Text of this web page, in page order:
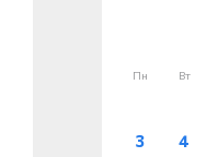
Пн Вт
3
4